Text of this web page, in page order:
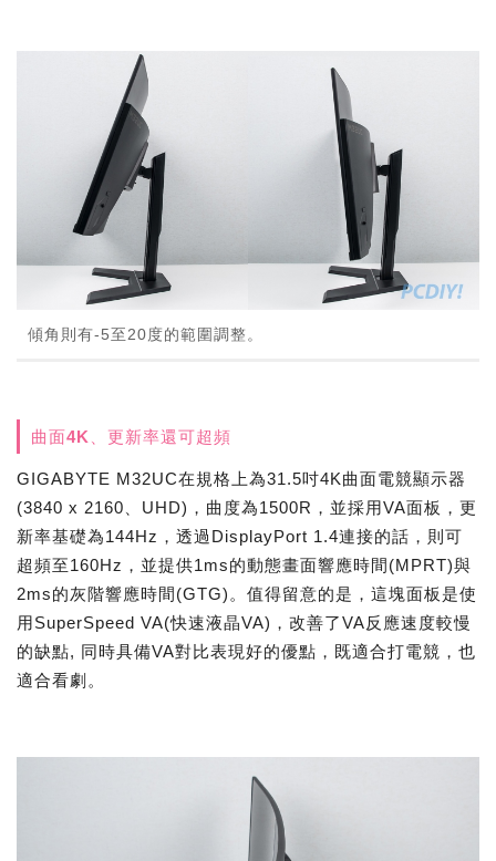
傾角則有-5至20度的範圍調整。
曲面4K、更新率還可超頻
GIGABYTE M32UC在規格上為31.5吋4K曲面電競顯示器
(3840 x 2160、UHD)，曲度為1500R，並採用VA面板，更
新率基礎為144Hz，透過DisplayPort 1.4連接的話，則可
超頻至160Hz，並提供1ms的動態畫面響應時間(MPRT)與
2ms的灰階響應時間(GTG)。值得留意的是，這塊面板是使
用SuperSpeed VA(快速液晶VA)，改善了VA反應速度較慢
的缺點, 同時具備VA對比表現好的優點，既適合打電競，也
適合看劇。